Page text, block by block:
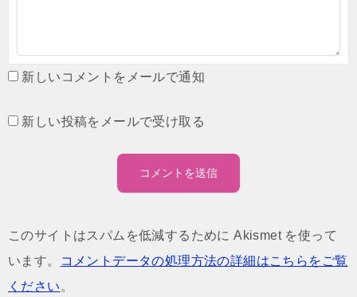
新しいコメントをメールで通知
新しい投稿をメールで受け取る
このサイトはスパムを低減するために Akismet を使って
います。
コメントデータの処理方法の詳細はこちらをご覧
ください 。